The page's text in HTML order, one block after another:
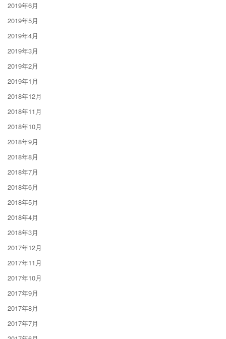
2019年6月
2019年5月
2019年4月
2019年3月
2019年2月
2019年1月
2018年12月
2018年11月
2018年10月
2018年9月
2018年8月
2018年7月
2018年6月
2018年5月
2018年4月
2018年3月
2017年12月
2017年11月
2017年10月
2017年9月
2017年8月
2017年7月